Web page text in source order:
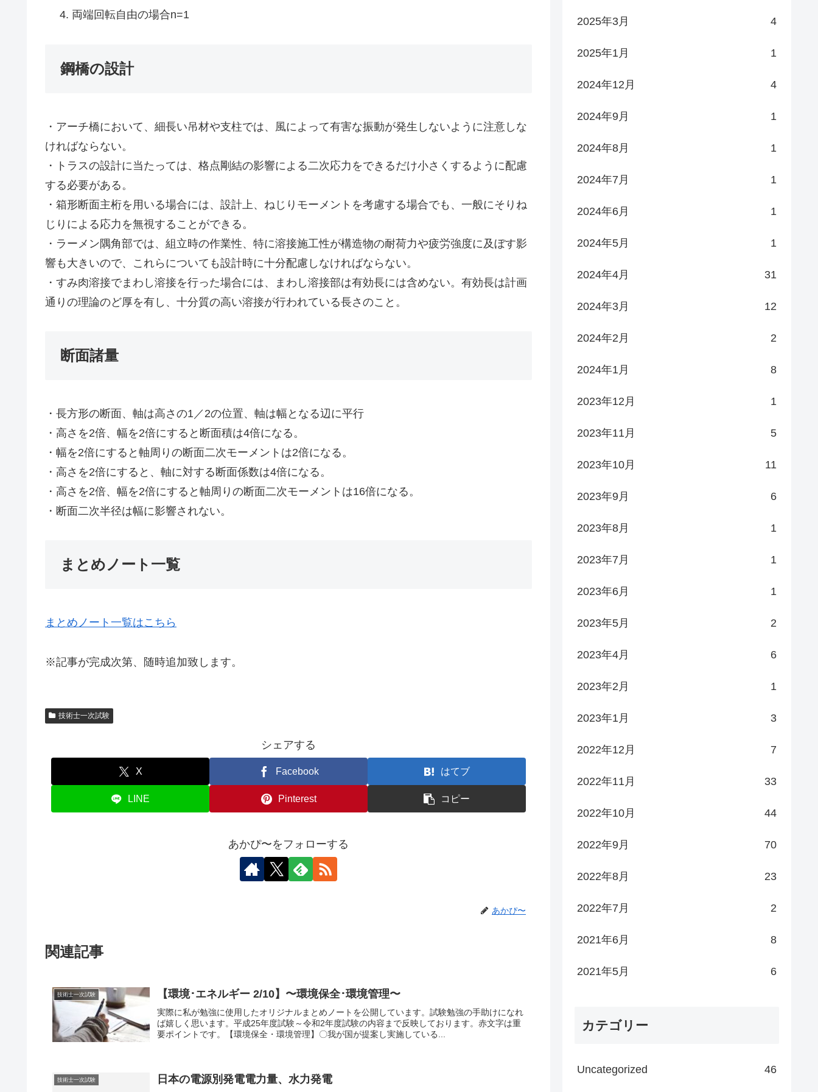
両端回転自由の場合n=1
鋼橋の設計
・アーチ橋において、細長い吊材や支柱では、風によって有害な振動が発生しないように注意しな
ければならない。
・トラスの設計に当たっては、格点剛結の影響による二次応力をできるだけ小さくするように配慮
する必要がある。
・箱形断面主桁を用いる場合には、設計上、ねじりモーメントを考慮する場合でも、一般にそりね
じりによる応力を無視することができる。
・ラーメン隅角部では、組立時の作業性、特に溶接施工性が構造物の耐荷力や疲労強度に及ぼす影
響も大きいので、これらについても設計時に十分配慮しなければならない。
・すみ肉溶接でまわし溶接を行った場合には、まわし溶接部は有効長には含めない。有効長は計画
通りの理論のど厚を有し、十分質の高い溶接が行われている長さのこと。
断面諸量
・長方形の断面、軸は高さの1／2の位置、軸は幅となる辺に平行
・高さを2倍、幅を2倍にすると断面積は4倍になる。
・幅を2倍にすると軸周りの断面二次モーメントは2倍になる。
・高さを2倍にすると、軸に対する断面係数は4倍になる。
・高さを2倍、幅を2倍にすると軸周りの断面二次モーメントは16倍になる。
・断面二次半径は幅に影響されない。
まとめノート一覧
まとめノート一覧はこちら
※記事が完成次第、随時追加致します。
技術士一次試験
シェアする
X Facebook はてブ
LINE Pinterest コピー
あかぴ〜をフォローする
あかぴ〜
関連記事
技術士一次試験 【環境･エネルギー 2/10】〜環境保全･環境管理〜
実際に私が勉強に使用したオリジナルまとめノートを公開しています。試験勉強の手助けになれ
ば嬉しく思います。平成25年度試験～令和2年度試験の内容まで反映しております。赤文字は重
要ポイントです。【環境保全・環境管理】〇我が国が提案し実施している...
技術士一次試験 日本の電源別発電電力量、水力発電
2025年3月 4
2025年1月 1
2024年12月 4
2024年9月 1
2024年8月 1
2024年7月 1
2024年6月 1
2024年5月 1
2024年4月 31
2024年3月 12
2024年2月 2
2024年1月 8
2023年12月 1
2023年11月 5
2023年10月 11
2023年9月 6
2023年8月 1
2023年7月 1
2023年6月 1
2023年5月 2
2023年4月 6
2023年2月 1
2023年1月 3
2022年12月 7
2022年11月 33
2022年10月 44
2022年9月 70
2022年8月 23
2022年7月 2
2021年6月 8
2021年5月 6
カテゴリー
Uncategorized 46